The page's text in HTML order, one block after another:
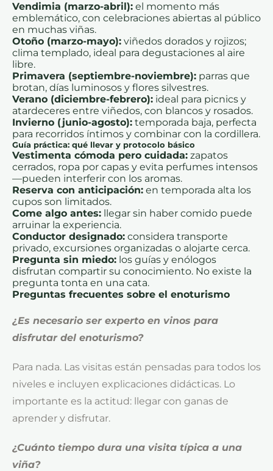
Vendimia (marzo-abril): el momento más
emblemático, con celebraciones abiertas al público
en muchas viñas.
Otoño (marzo-mayo): viñedos dorados y rojizos;
clima templado, ideal para degustaciones al aire
libre.
Primavera (septiembre-noviembre): parras que
brotan, días luminosos y flores silvestres.
Verano (diciembre-febrero): ideal para picnics y
atardeceres entre viñedos, con blancos y rosados.
Invierno (junio-agosto): temporada baja, perfecta
para recorridos íntimos y combinar con la cordillera.
Guía práctica: qué llevar y protocolo básico
Vestimenta cómoda pero cuidada: zapatos
cerrados, ropa por capas y evita perfumes intensos
—pueden interferir con los aromas.
Reserva con anticipación: en temporada alta los
cupos son limitados.
Come algo antes: llegar sin haber comido puede
arruinar la experiencia.
Conductor designado: considera transporte
privado, excursiones organizadas o alojarte cerca.
Pregunta sin miedo: los guías y enólogos
disfrutan compartir su conocimiento. No existe la
pregunta tonta en una cata.
Preguntas frecuentes sobre el enoturismo
¿Es necesario ser experto en vinos para
disfrutar del enoturismo?
Para nada. Las visitas están pensadas para todos los
niveles e incluyen explicaciones didácticas. Lo
importante es la actitud: llegar con ganas de
aprender y disfrutar.
¿Cuánto tiempo dura una visita típica a una
viña?